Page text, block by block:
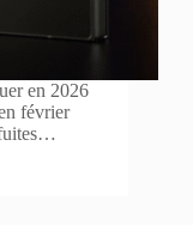
en 2026
février
fuites…